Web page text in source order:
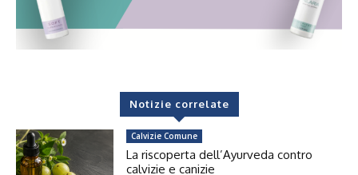
Notizie correlate
Calvizie Comune
La riscoperta dell’Ayurveda contro
calvizie e canizie